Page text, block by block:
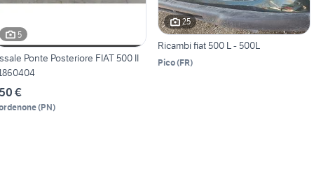
5
Ponte Posteriore FIAT 500 II
€
(PN)
25
Ricambi fiat 500 L - 500L
Pico(FR)